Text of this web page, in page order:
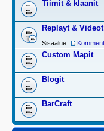
Tiimit & klaanit
Replayt & Videot
Sisäalue:
Custom Mapit
Blogit
BarCraft